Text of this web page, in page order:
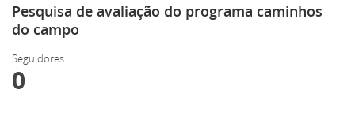
Pesquisa de avaliação do programa caminhos
do campo
Seguidores
0